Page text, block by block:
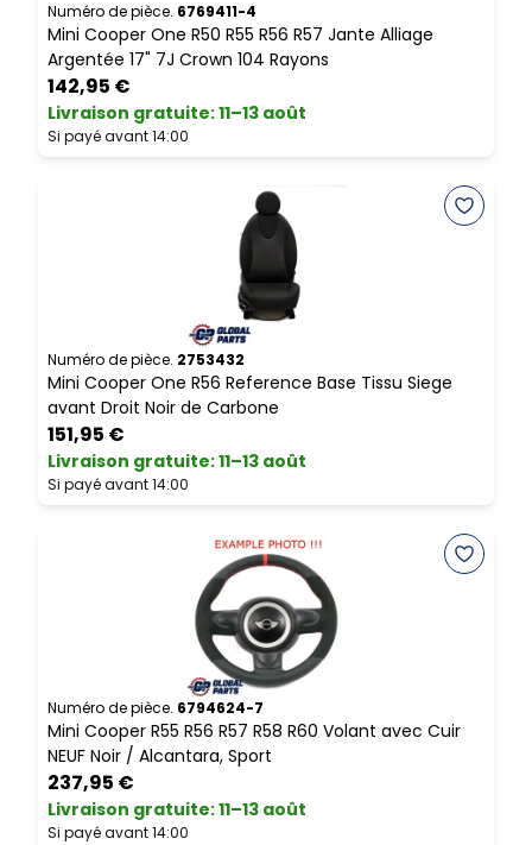
Numéro de pièce. 6769411-4
Mini Cooper One R50 R55 R56 R57 Jante Alliage
Argentée 17" 7J Crown 104 Rayons
142,95 €
Livraison gratuite:11–13 août
Si payé avant 14:00
Numéro de pièce. 2753432
Mini Cooper One R56 Reference Base Tissu Siege
avant Droit Noir de Carbone
151,95 €
Livraison gratuite:11–13 août
Si payé avant 14:00
Numéro de pièce. 6794624-7
Mini Cooper R55 R56 R57 R58 R60 Volant avec Cuir
NEUF Noir / Alcantara, Sport
237,95 €
Livraison gratuite:11–13 août
Si payé avant 14:00